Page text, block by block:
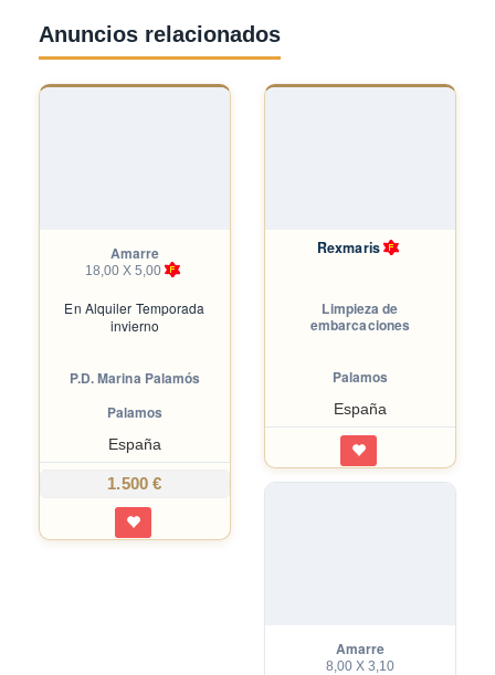
Anuncios relacionados
Amarre
18,00 X 5,00
En Alquiler Temporada
invierno
P.D. Marina Palamós
Palamos
España
1.500 €
Rexmaris
Limpieza de
embarcaciones
Palamos
España
Amarre
8,00 X 3,10